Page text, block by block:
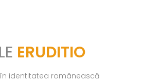
ERUDITIO
în identitatea românească